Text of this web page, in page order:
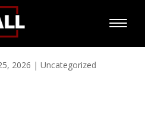
2026 | Uncategorized